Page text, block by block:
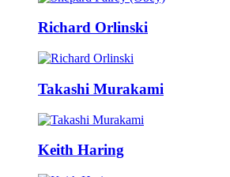
Richard Orlinski
Takashi Murakami
Keith Haring